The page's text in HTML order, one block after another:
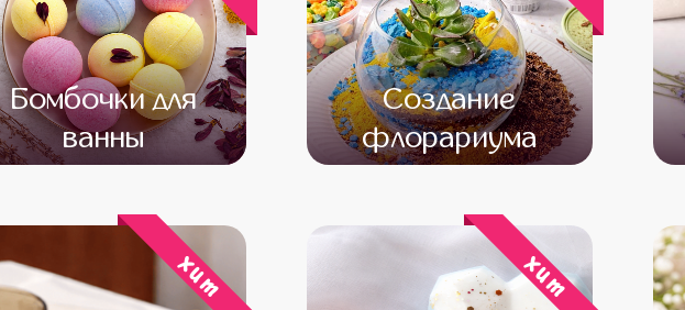
Бомбочки для
ванны
Создание
флорариума
хит хит